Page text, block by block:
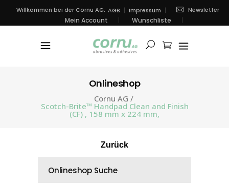
Willkommen bei der Cornu AG. AGB Impressum Newsletter
Mein Account Wunschliste
Onlineshop
Cornu AG /
Scotch-Brite™ Handpad Clean and Finish
(CF) , 158 mm x 224 mm,
Zurück
Onlineshop Suche